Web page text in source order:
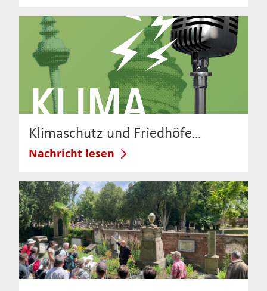
Klimaschutz und Friedhöfe…
Nachricht lesen